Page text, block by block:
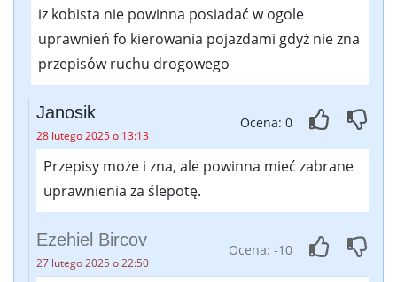
iz kobista nie powinna posiadać w ogole
uprawnień fo kierowania pojazdami gdyż nie zna
przepisów ruchu drogowego
Janosik
28 lutego 2025 o 13:13
Ocena: 0
Przepisy może i zna, ale powinna mieć zabrane
uprawnienia za ślepotę.
Ezehiel Bircov
27 lutego 2025 o 22:50
Ocena: -10